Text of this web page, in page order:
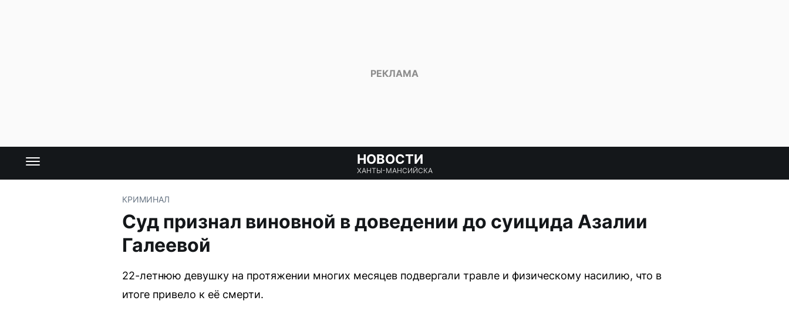
НОВОСТИ
ХАНТЫ-МАНСИЙСКА
КРИМИНАЛ
Суд признал виновной в доведении до суицида Азалии
Галеевой
22-летнюю девушку на протяжении многих месяцев подвергали травле и физическому насилию, что в
итоге привело к её смерти.